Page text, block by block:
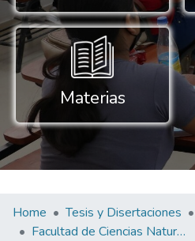
Materias
Home Tesis y Disertaciones
Facultad de Ciencias Naturales y Aplicadas